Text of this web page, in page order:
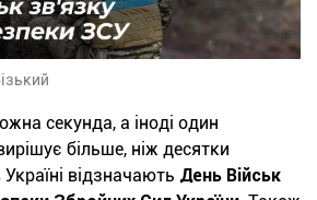
секунда, а іноді один
більше, ніж десятки
відзначають День Військ